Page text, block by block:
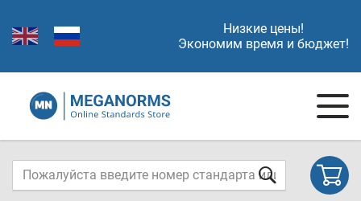
Низкие цены!
Экономим время и бюджет!